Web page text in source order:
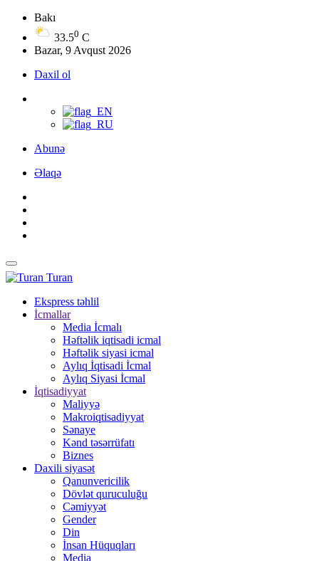
Bakı
33.50 C
Bazar, 9 Avqust 2026
Daxil ol
Abunə
Əlaqə
Turan
Ekspress təhlil
İcmallar
Media İcmalı
Həftəlik iqtisadi icmal
Həftəlik siyasi icmal
Aylıq İqtisadi İcmal
Aylıq Siyasi İcmal
İqtisadiyyat
Maliyyə
Makroiqtisadiyyat
Sənaye
Kənd təsərrüfatı
Biznes
Daxili siyasət
Qanunvericilik
Dövlət quruculuğu
Cəmiyyət
Gender
Din
İnsan Hüquqları
Media